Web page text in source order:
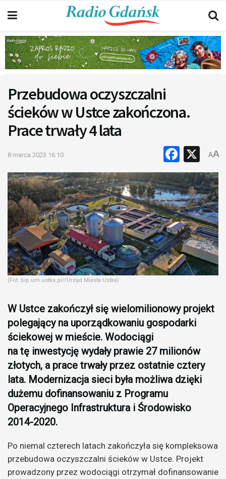
Przebudowa oczyszczalni
ścieków w Ustce zakończona.
Prace trwały 4 lata
8 marca 2023 16:10 X
AA
(Fot. bip.um.ustka.pl//Urząd Miasta Ustka)
W Ustce zakończył się wielomilionowy projekt
polegający na uporządkowaniu gospodarki
ściekowej w mieście. Wodociągi
na tę inwestycję wydały prawie 27 milionów
złotych, a prace trwały przez ostatnie cztery
lata. Modernizacja sieci była możliwa dzięki
dużemu dofinansowaniu z Programu
Operacyjnego Infrastruktura i Środowisko
2014-2020.
Po niemal czterech latach zakończyła się kompleksowa
przebudowa oczyszczalni ścieków w Ustce. Projekt
prowadzony przez wodociągi otrzymał dofinansowanie